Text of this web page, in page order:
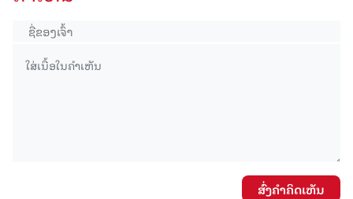
ສົ່ງຄໍາຄິດເຫັນ